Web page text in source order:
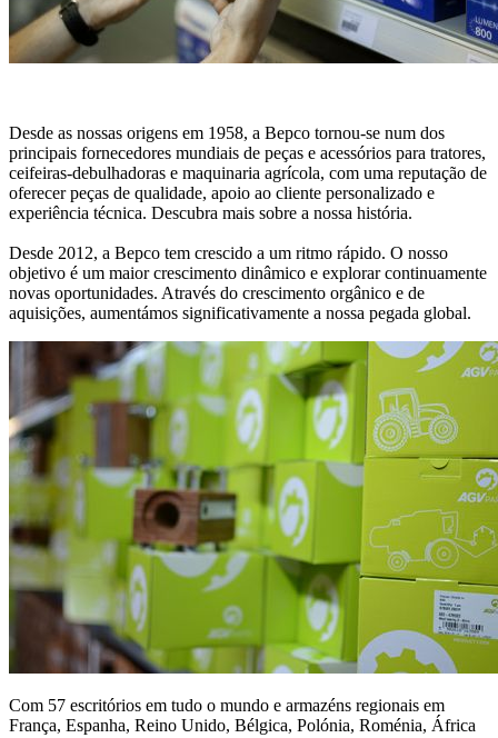
Desde as nossas origens em 1958, a Bepco tornou-se num dos
principais fornecedores mundiais de peças e acessórios para tratores,
ceifeiras-debulhadoras e maquinaria agrícola, com uma reputação de
oferecer peças de qualidade, apoio ao cliente personalizado e
experiência técnica. Descubra mais sobre a nossa história.
Desde 2012, a Bepco tem crescido a um ritmo rápido. O nosso
objetivo é um maior crescimento dinâmico e explorar continuamente
novas oportunidades. Através do crescimento orgânico e de
aquisições, aumentámos significativamente a nossa pegada global.
Com 57 escritórios em tudo o mundo e armazéns regionais em
França, Espanha, Reino Unido, Bélgica, Polónia, Roménia, África